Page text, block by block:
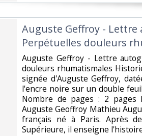
‎Auguste Geffroy -
Perpétuelles douleurs
‎Auguste Geffroy - Lettre
douleurs rhumatismales
signée d'Auguste Geffroy,
l'encre noire sur un double
Nombre de pages : 2 pages
Auguste Geoffroy Mathieu
français né à Paris. Après
Supérieure, il enseigne